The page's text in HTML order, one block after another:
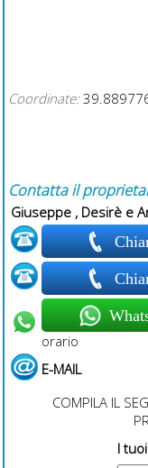
Coordinate:
Contatta il
Giuseppe , Desirè e
orario
E-MAIL
COMPILA IL
I